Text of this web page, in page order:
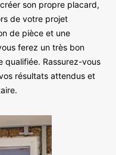
son propre placard,
de votre projet
de pièce et une
ferez un très bon
qualifiée. Rassurez-vous
résultats attendus et